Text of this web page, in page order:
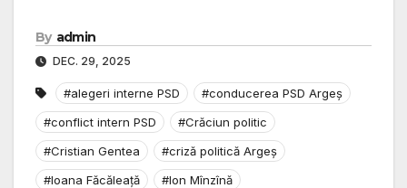
By admin
DEC. 29, 2025
#alegeri interne PSD
#conducerea PSD Argeș
#conflict intern PSD
#Crăciun politic
#Cristian Gentea
#criză politică Argeș
#Ioana Făcăleață
#Ion Mînzînă